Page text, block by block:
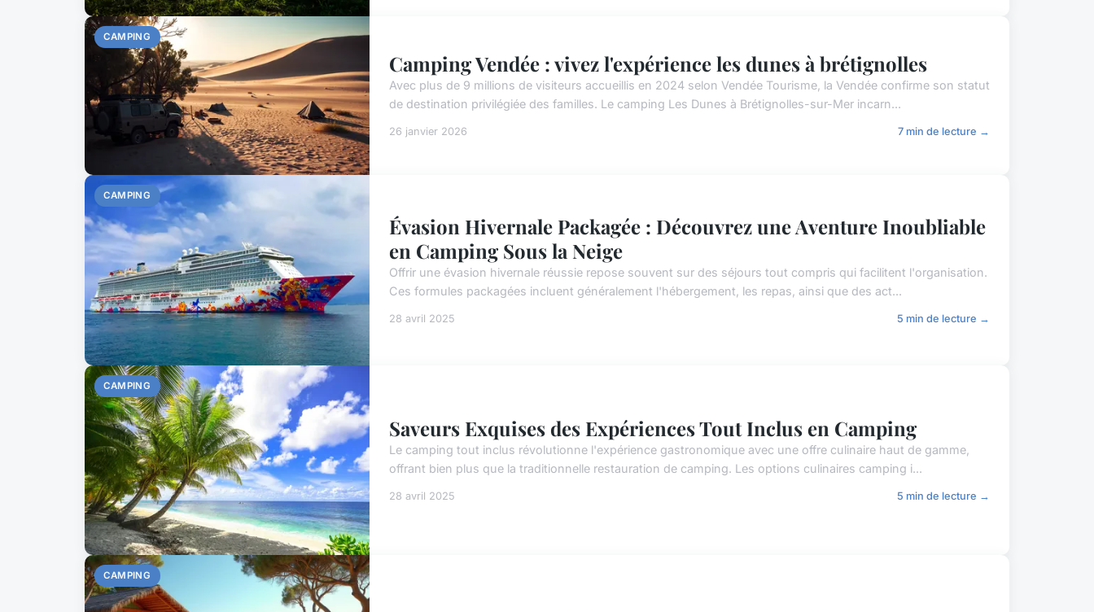
CAMPING
Camping Vendée : vivez l'expérience les dunes à brétignolles
Avec plus de 9 millions de visiteurs accueillis en 2024 selon Vendée Tourisme, la Vendée confirme son statut
de destination privilégiée des familles. Le camping Les Dunes à Brétignolles-sur-Mer incarn...
26 janvier 2026 7 min de lecture →
CAMPING
Évasion Hivernale Packagée : Découvrez une Aventure Inoubliable
en Camping Sous la Neige
Offrir une évasion hivernale réussie repose souvent sur des séjours tout compris qui facilitent l'organisation.
Ces formules packagées incluent généralement l'hébergement, les repas, ainsi que des act...
28 avril 2025 5 min de lecture →
CAMPING
Saveurs Exquises des Expériences Tout Inclus en Camping
Le camping tout inclus révolutionne l'expérience gastronomique avec une offre culinaire haut de gamme,
offrant bien plus que la traditionnelle restauration de camping. Les options culinaires camping i...
28 avril 2025 5 min de lecture →
CAMPING